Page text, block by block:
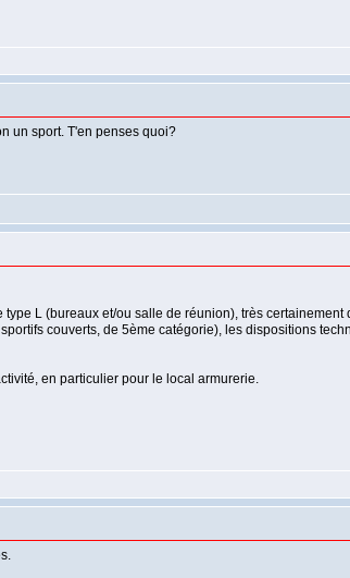
un sport. T'en penses quoi?
L (bureaux et/ou salle de réunion), très certainement
couverts, de 5ème catégorie), les dispositions
en particulier pour le local armurerie.